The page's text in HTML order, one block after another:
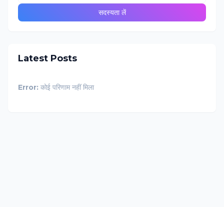
Latest Posts
Error: कोई परिणाम नहीं मिला